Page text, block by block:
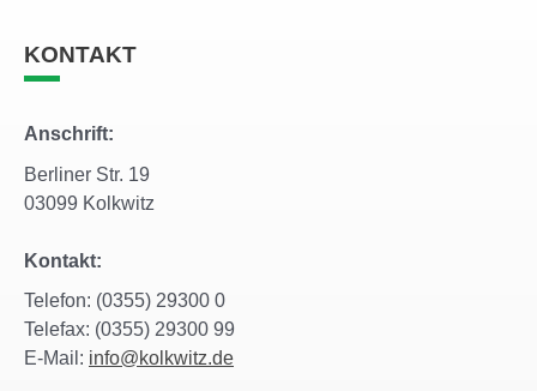
KONTAKT
Anschrift:
Berliner Str. 19
03099 Kolkwitz
Kontakt:
Telefon: (0355) 29300 0
Telefax: (0355) 29300 99
E-Mail: info@kolkwitz.de